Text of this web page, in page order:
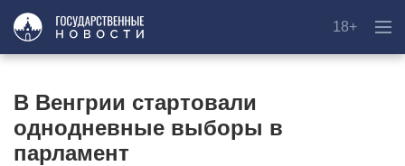
18+
В Венгрии стартовали
однодневные выборы в
парламент